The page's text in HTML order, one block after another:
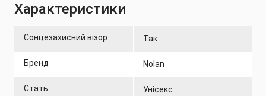
запатентована застібка MICROLOCK2
Характеристики
Сонцезахисний візор Так
Бренд Nolan
Стать Унісекс